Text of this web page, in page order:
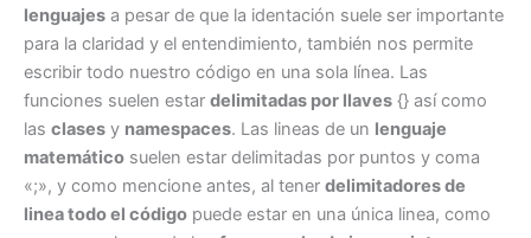
lenguajes a pesar de que la identación suele ser importante
para la claridad y el entendimiento, también nos permite
escribir todo nuestro código en una sola línea. Las
funciones suelen estar delimitadas por llaves {} así como
las clases y namespaces. Las lineas de un lenguaje
matemático suelen estar delimitadas por puntos y coma
«;», y como mencione antes, al tener delimitadores de
linea todo el código puede estar en una única linea, como